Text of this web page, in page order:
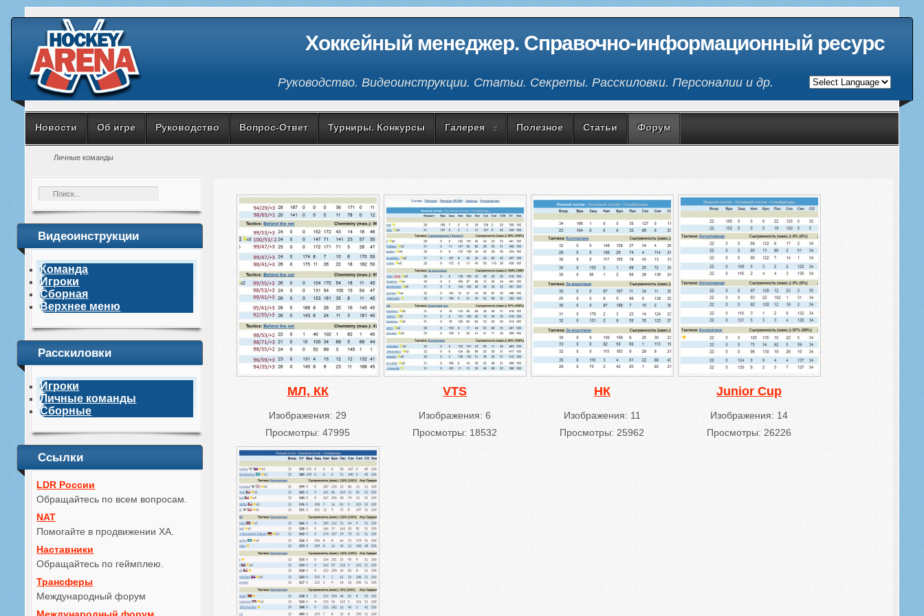
Хоккейный менеджер. Справочно-информационный ресурс
Руководство. Видеоинструкции. Статьи. Секреты. Расскиловки. Персоналии и др.
Новости Об игре Руководство Вопрос-Ответ Турниры. Конкурсы Галерея Полезное Статьи Форум
Личные команды
Видеоинструкции
Команда
Игроки
Сборная
Верхнее меню
Расскиловки
Игроки
Личные команды
Сборные
Ссылки
LDR России
Обращайтесь по всем вопросам.
NAT
Помогайте в продвижении ХА.
Наставники
Обращайтесь по геймплею.
Трансферы
Международный форум
МЛ, КК
Изображения: 29
Просмотры: 47995
VTS
Изображения: 6
Просмотры: 18532
НК
Изображения: 11
Просмотры: 25962
Junior Cup
Изображения: 14
Просмотры: 26226